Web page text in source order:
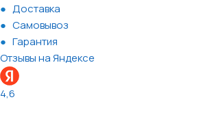
Доставка
Самовывоз
Гарантия
Отзывы на Яндексе
4,6